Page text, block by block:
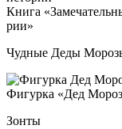
Кни­га
рии»
Чудные Деды
Фигур­ка «Дед
Зонты